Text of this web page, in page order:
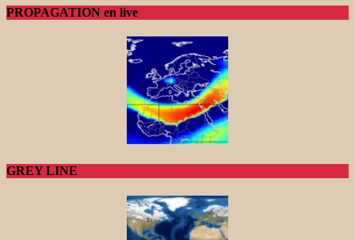
PROPAGATION en live
GREY LINE